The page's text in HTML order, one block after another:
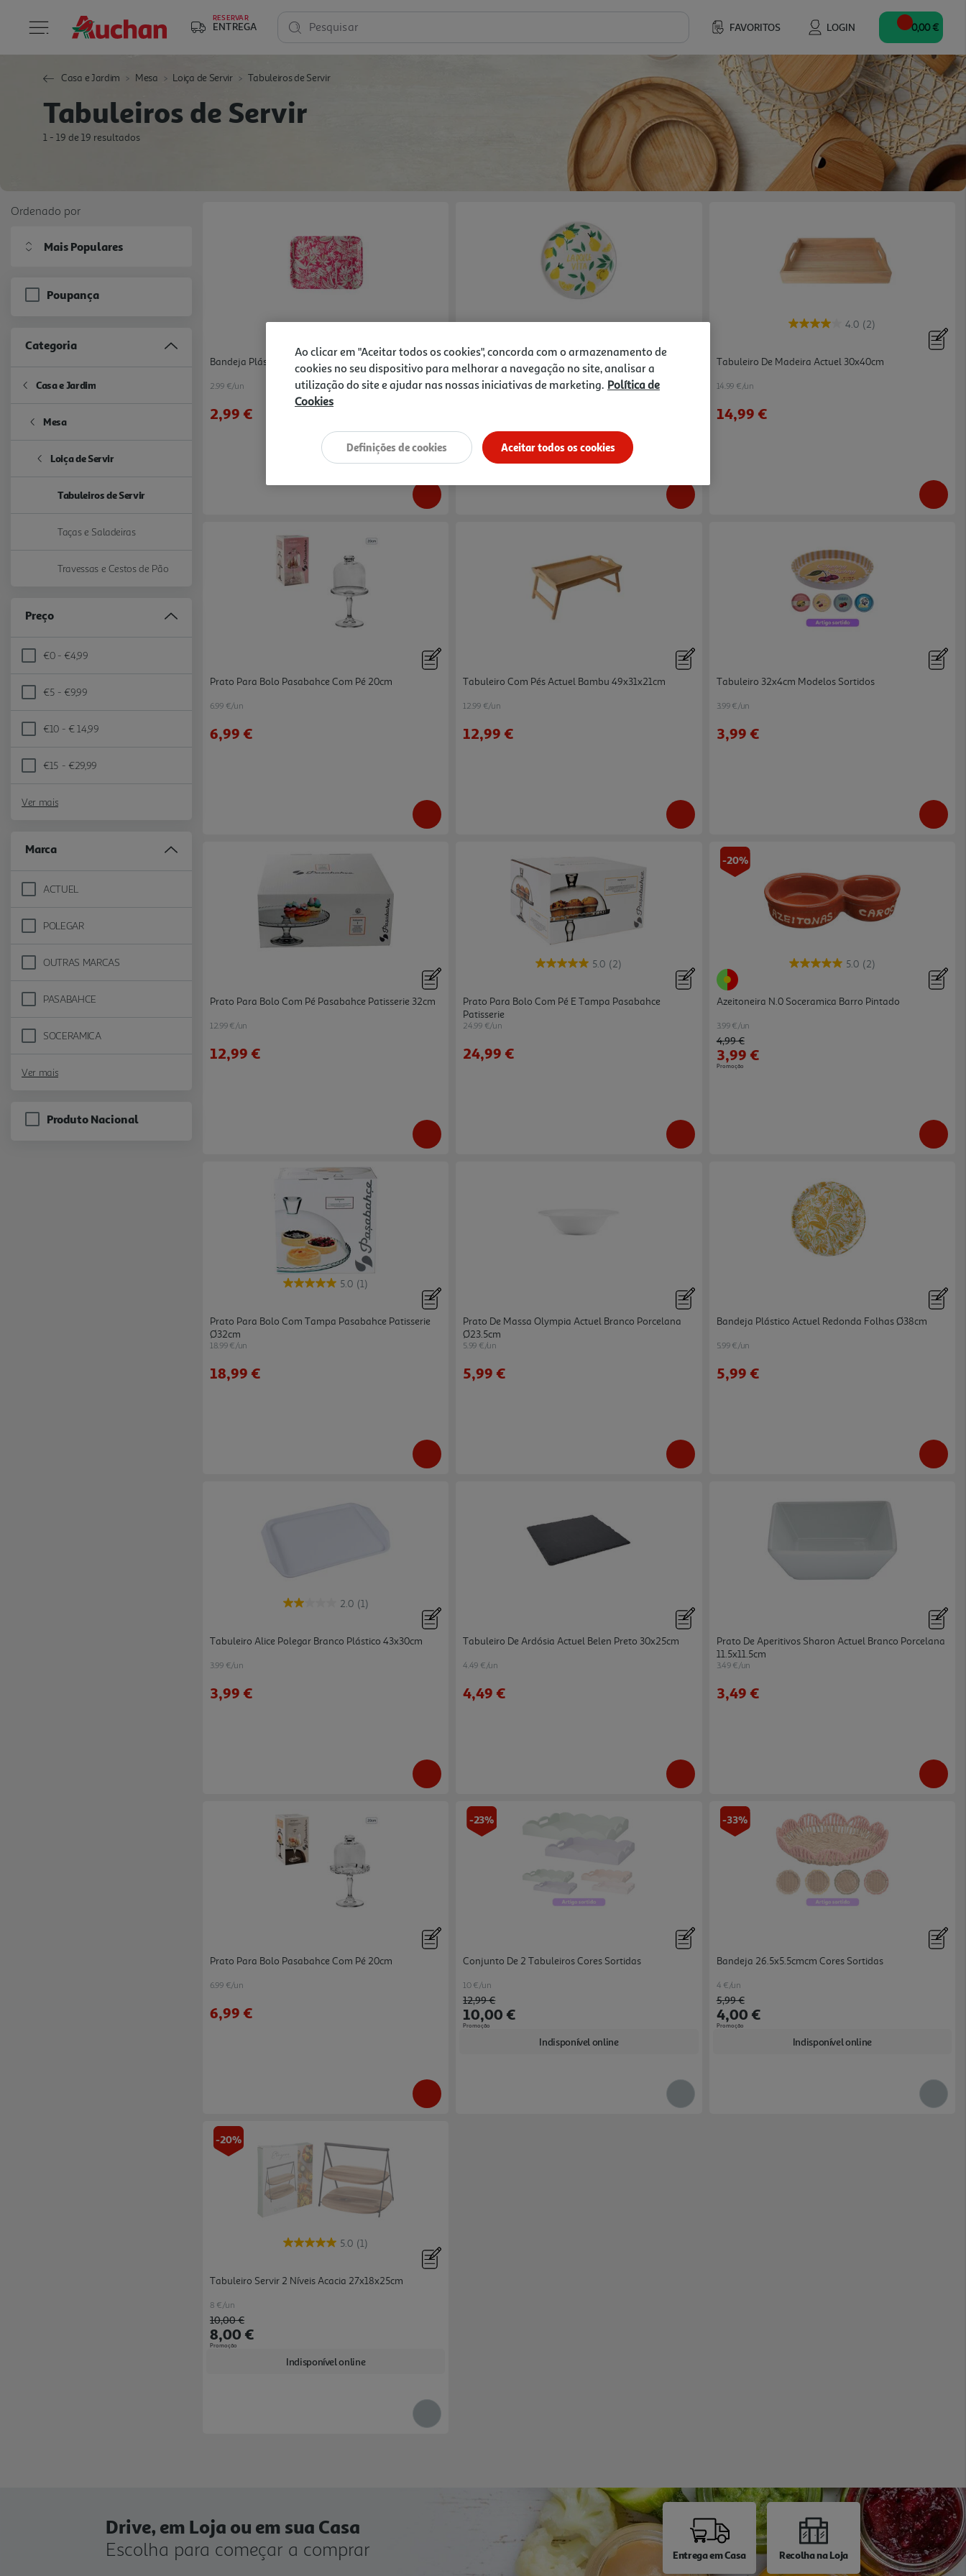
RESERVAR
ENTREGA FAVORITOS LOGIN
Pesquisar 0,00 €
Casa e Jardim Mesa Loiça de Servir Tabuleiros de Servir
Tabuleiros de Servir
1 - 19 de 19 resultados
Ordenado por
Mais Populares
Poupança
Categoria
Casa e Jardim
Refine by Categoria: Casa e Jardim
Mesa
Refine by Categoria: Mesa
Loiça de Servir
Refine by Categoria: Loiça de Servir
Tabuleiros de Servir
selected Currently Refined by Categoria: Tabuleiros de Servir
Taças e Saladeiras
Refine by Categoria: Taças e Saladeiras
Travessas e Cestos de Pão
Refine by Categoria: Travessas e Cestos de Pão
Preço
€0 - €4,99
Refine by Preço: €0 - €4,99
€5 - €9,99
Refine by Preço: €5 - €9,99
€10 - € 14,99
Refine by Preço: €10 - € 14,99
€15 - €29,99
Refine by Preço: €15 - €29,99
Ver mais
Marca
ACTUEL
Refine by Marca: ACTUEL
POLEGAR
Refine by Marca: POLEGAR
OUTRAS MARCAS
Refine by Marca: OUTRAS MARCAS
PASABAHCE
Refine by Marca: PASABAHCE
SOCERAMICA
Refine by Marca: SOCERAMICA
Ver mais
Produto Nacional
Bandeja Plástico Actuel Retangular 36x26x1.8cm
2.99 €/un
2,99 €
Tabuleiro Plástico Actuel Redondo Limão 38cm
5.99 €/un
4.0 (2)
Tabuleiro De Madeira Actuel 30x40cm
14.99 €/un
14,99 €
Prato Para Bolo Pasabahce Com Pé 20cm
6.99 €/un
6,99 €
Tabuleiro Com Pés Actuel Bambu 49x31x21cm
12.99 €/un
12,99 €
Tabuleiro 32x4cm Modelos Sortidos
3.99 €/un
3,99 €
Prato Para Bolo Com Pé Pasabahce Patisserie 32cm
12.99 €/un
12,99 €
5.0 (2)
Prato Para Bolo Com Pé E Tampa Pasabahce
Patisserie
24.99 €/un
24,99 €
-20%
5.0 (2)
Azeitoneira N.0 Soceramica Barro Pintado
3.99 €/un
Price reduced from
4,99 €to
3,99 €
Promoção
5.0 (1)
Prato Para Bolo Com Tampa Pasabahce Patisserie
Ø32cm
18.99 €/un
18,99 €
Prato De Massa Olympia Actuel Branco Porcelana
Ø23.5cm
5.99 €/un
5,99 €
Bandeja Plástico Actuel Redonda Folhas Ø38cm
5.99 €/un
5,99 €
2.0 (1)
Tabuleiro Alice Polegar Branco Plástico 43x30cm
3.99 €/un
3,99 €
Tabuleiro De Ardósia Actuel Belen Preto 30x25cm
4.49 €/un
4,49 €
Prato De Aperitivos Sharon Actuel Branco Porcelana
11.5x11.5cm
3.49 €/un
3,49 €
Prato Para Bolo Pasabahce Com Pé 20cm
6.99 €/un
6,99 €
-23%
Conjunto De 2 Tabuleiros Cores Sortidas
10 €/un
Price reduced from
12,99 €to
10,00 €
Promoção
Indisponível online
-33%
Bandeja 26.5x5.5cmcm Cores Sortidas
4 €/un
Price reduced from
5,99 €to
4,00 €
Promoção
Indisponível online
-20%
5.0 (1)
Tabuleiro Servir 2 Níveis Acacia 27x18x25cm
8 €/un
Price reduced from
10,00 €to
8,00 €
Promoção
Indisponível online
Drive, em Loja ou em sua Casa
Escolha para começar a comprar
Entrega em Casa Recolha na Loja
Ao clicar em "Aceitar todos os cookies", concorda com o armazenamento de
cookies no seu dispositivo para melhorar a navegação no site, analisar a
utilização do site e ajudar nas nossas iniciativas de marketing. Política de
Cookies
Aceitar todos os cookies
Definições de cookies